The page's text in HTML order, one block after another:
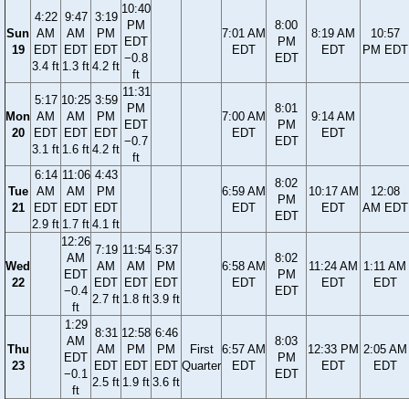
Sun
19
4:22
AM
EDT
3.4 ft
9:47
AM
EDT
1.3 ft
3:19
PM
EDT
4.2 ft
10:40
PM
EDT
−0.8
ft
7:01 AM
EDT
8:00
PM
EDT
8:19 AM
EDT
10:57
PM EDT
Mon
20
5:17
AM
EDT
3.1 ft
10:25
AM
EDT
1.6 ft
3:59
PM
EDT
4.2 ft
11:31
PM
EDT
−0.7
ft
7:00 AM
EDT
8:01
PM
EDT
9:14 AM
EDT
Tue
21
6:14
AM
EDT
2.9 ft
11:06
AM
EDT
1.7 ft
4:43
PM
EDT
4.1 ft
6:59 AM
EDT
8:02
PM
EDT
10:17 AM
EDT
12:08
AM EDT
Wed
22
12:26
AM
EDT
−0.4
ft
7:19
AM
EDT
2.7 ft
11:54
AM
EDT
1.8 ft
5:37
PM
EDT
3.9 ft
6:58 AM
EDT
8:02
PM
EDT
11:24 AM
EDT
1:11 AM
EDT
Thu
23
1:29
AM
EDT
−0.1
ft
8:31
AM
EDT
2.5 ft
12:58
PM
EDT
1.9 ft
6:46
PM
EDT
3.6 ft
First
Quarter
6:57 AM
EDT
8:03
PM
EDT
12:33 PM
EDT
2:05 AM
EDT